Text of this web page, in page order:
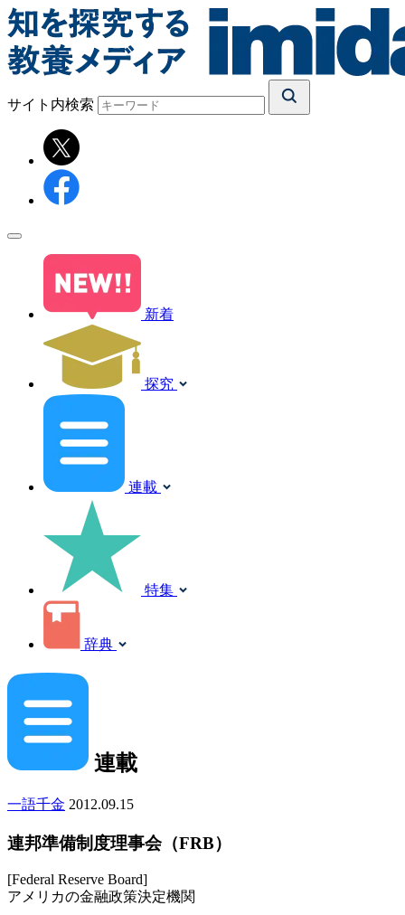
サイト内検索
新着
探究
連載
特集
辞典
連載
一語千金 2012.09.15
連邦準備制度理事会（FRB）
[Federal Reserve Board]
アメリカの金融政策決定機関